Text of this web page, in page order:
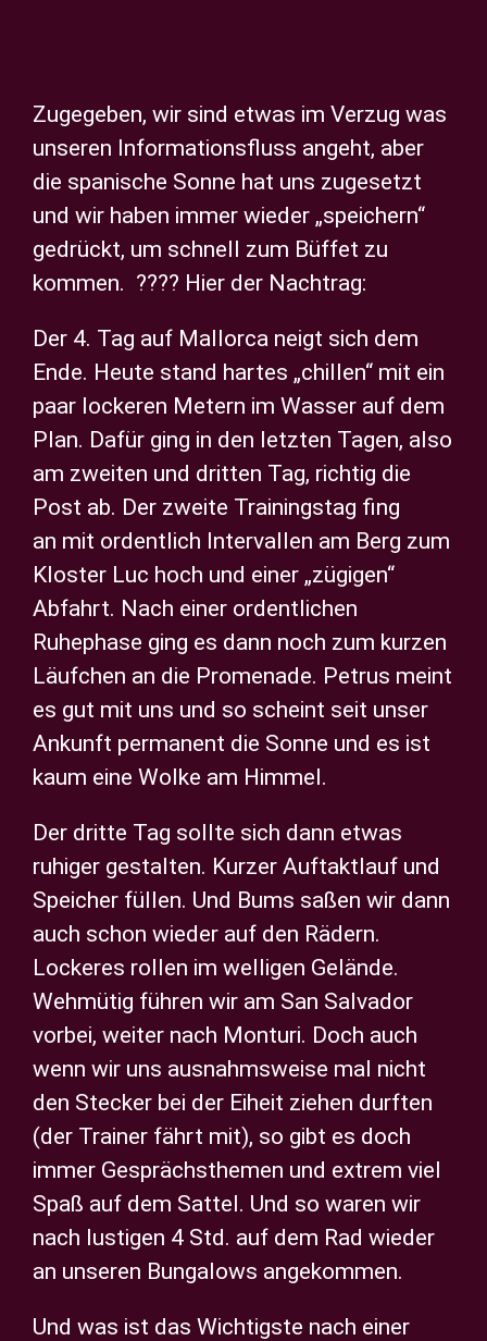
Einwilligungen widerrufen
grösseres
Bild
Zugegeben, wir sind etwas im Verzug was
unseren Informationsfluss angeht, aber
die spanische Sonne hat uns zugesetzt
und wir haben immer wieder „speichern“
gedrückt, um schnell zum Büffet zu
kommen. ???? Hier der Nachtrag:
Der 4. Tag auf Mallorca neigt sich dem
Ende. Heute stand hartes „chillen“ mit ein
paar lockeren Metern im Wasser auf dem
Plan. Dafür ging in den letzten Tagen, also
am zweiten und dritten Tag, richtig die
Post ab. Der zweite Trainingstag fing
an mit ordentlich Intervallen am Berg zum
Kloster Luc hoch und einer „zügigen“
Abfahrt. Nach einer ordentlichen
Ruhephase ging es dann noch zum kurzen
Läufchen an die Promenade. Petrus meint
es gut mit uns und so scheint seit unser
Ankunft permanent die Sonne und es ist
kaum eine Wolke am Himmel.
Der dritte Tag sollte sich dann etwas
ruhiger gestalten. Kurzer Auftaktlauf und
Speicher füllen. Und Bums saßen wir dann
auch schon wieder auf den Rädern.
Lockeres rollen im welligen Gelände.
Wehmütig führen wir am San Salvador
vorbei, weiter nach Monturi. Doch auch
wenn wir uns ausnahmsweise mal nicht
den Stecker bei der Eiheit ziehen durften
(der Trainer fährt mit), so gibt es doch
immer Gesprächsthemen und extrem viel
Spaß auf dem Sattel. Und so waren wir
nach lustigen 4 Std. auf dem Rad wieder
an unseren Bungalows angekommen.
Und was ist das Wichtigste nach einer